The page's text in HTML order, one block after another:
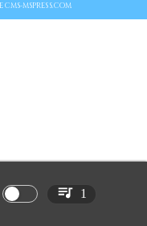
MSPRESS.COM
1